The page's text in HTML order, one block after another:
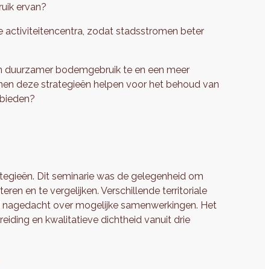
ervan?
activiteitencentra, zodat stadsstromen beter
bodemgebruik te en een meer
deze strategieën helpen voor het behoud van
Dit seminarie was de gelegenheid om
en te vergelijken. Verschillende territoriale
over mogelijke samenwerkingen. Het
en kwalitatieve dichtheid vanuit drie